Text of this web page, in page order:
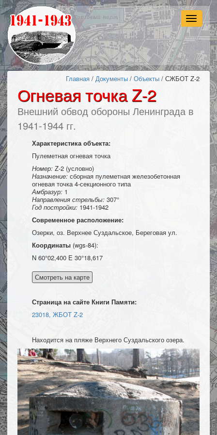
Главная / Документы / Объекты / СЖБОТ Z-2
Огневая точка Z-2
Внешний обвод обороны Ленинграда в
1941-1944 гг.
Характеристика объекта:
Пулеметная огневая точка
Номер: Z-2 (условно)
Назначение: сборная пулеметная железобетонная
огневая точка 4-секционного типа
Амбразур: 1
Направления стрельбы: 307°
Год постройки: 1941-1942
Современное расположение:
Озерки, оз. Верхнее Суздальское, Береговая ул.
Координаты (wgs-84):
N 60°02,400 E 30°18,617
Страница на сайте Книги Памяти:
23018, ЖБОТ Z-2
Находится на пляже Верхнего Суздальского озера.